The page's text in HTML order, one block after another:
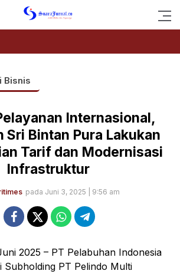
SUARAJURNAL.CO
Bisnis
Internasional,
Sri Bintan Pura Lakukan
Tarif dan Modernisasi
Infrastruktur
pada Juni 3, 2025 | 9:56 am
2025 – PT Pelabuhan Indonesia
Subholding PT Pelindo Multi